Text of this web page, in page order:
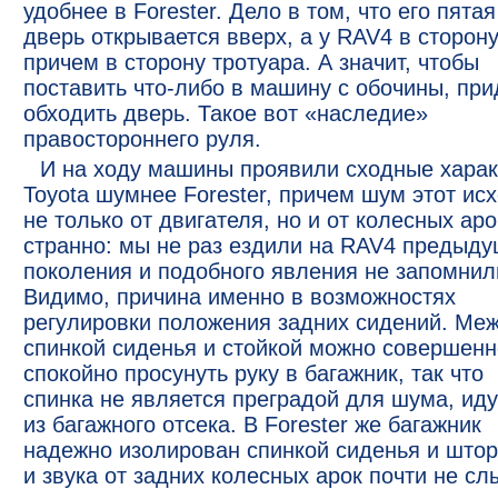
удобнее в Forester. Дело в том, что его пятая
дверь открывается вверх, а у RAV4 в
причем в сторону тротуара. А значит, чтобы
поставить что-либо в машину с обочины,
обходить дверь. Такое вот «наследие»
правостороннего руля.
И на ходу машины проявили сходные
Toyota шумнее Forester, причем шум этот
не только от двигателя, но и от колесных
странно: мы не раз ездили на RAV4
поколения и подобного явления не
Видимо, причина именно в возможностях
регулировки положения задних сидений.
спинкой сиденья и стойкой можно
спокойно просунуть руку в багажник, так что
спинка не является преградой для шума,
из багажного отсека. В Forester же багажник
надежно изолирован спинкой сиденья и
и звука от задних колесных арок почти не